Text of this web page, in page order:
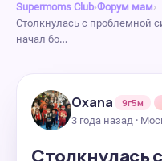
Supermoms Club›Форум мам›
Столкнулась с проблемной
начал бо…
Oxana 9г5м
3 года назад ·
Столкнулась